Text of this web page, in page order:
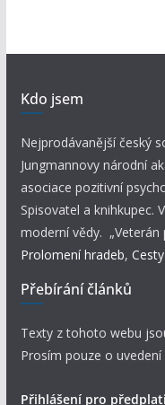
Kdo jsem
Nejprodávanější český
Jungmannovy národní
asociace pozitivní
Spisovatel a knihkupec.
moderní vědy.
Prolomení hradeb,
Přebírání článků
Texty z tohoto webu
Prosím pouze o
Přihlášení pro